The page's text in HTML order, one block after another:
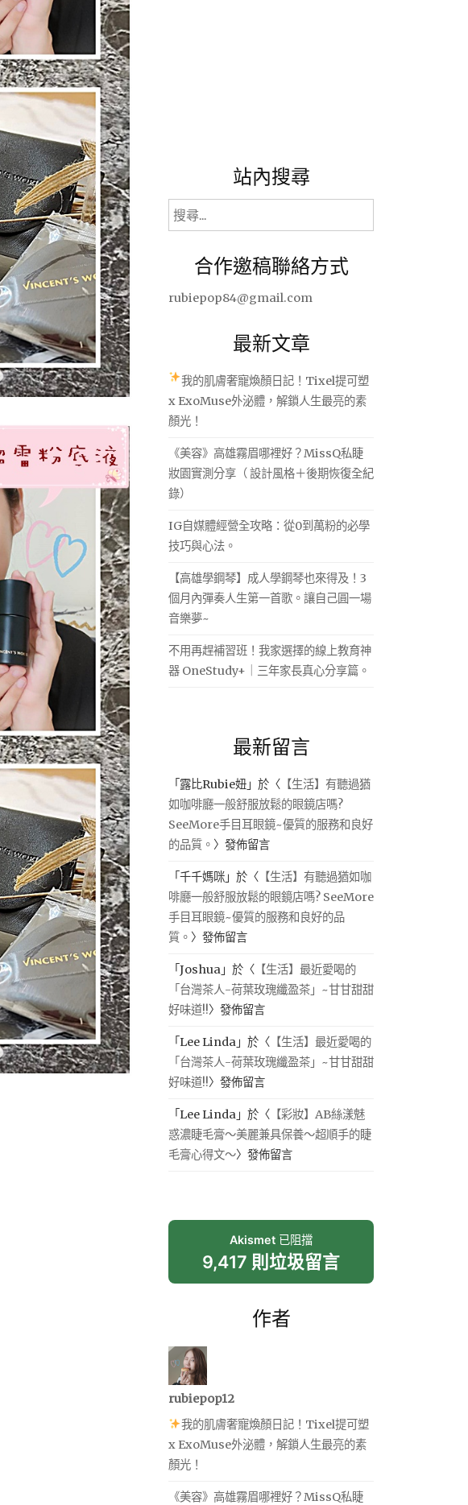
站內搜尋
搜
尋
合作邀稿聯絡方式
rubiepop84@gmail.com
最新文章
我的肌膚奢寵煥顏日記！Tixel提可塑
x ExoMuse外泌體，解鎖人生最亮的素
顏光！
《美容》高雄霧眉哪裡好？MissQ私睫
妝園實測分享（ 設計風格＋後期恢復全紀
錄）
IG自媒體經營全攻略：從0到萬粉的必學
技巧與心法。
【高雄學鋼琴】成人學鋼琴也來得及！3
個月內彈奏人生第一首歌。讓自己圓一場
音樂夢~
不用再趕補習班！我家選擇的線上教育神
器 OneStudy+｜三年家長真心分享篇。
最新留言
「 露比Rubie妞 」於〈 【生活】有聽過猶
如咖啡廳一般舒服放鬆的眼鏡店嗎?
SeeMore手目耳眼鏡~優質的服務和良好
的品質。 〉發佈留言
「千千媽咪 」於〈 【生活】有聽過猶如咖
啡廳一般舒服放鬆的眼鏡店嗎? SeeMore
手目耳眼鏡~優質的服務和良好的品
質。 〉發佈留言
「Joshua 」於〈 【生活】最近愛喝的
「台灣茶人-荷葉玫瑰纖盈茶」~甘甘甜甜
好味道!!〉發佈留言
「Lee Linda 」於〈 【生活】最近愛喝的
「台灣茶人-荷葉玫瑰纖盈茶」~甘甘甜甜
好味道!!〉發佈留言
「Lee Linda 」於〈 【彩妝】AB絲漾魅
惑濃睫毛膏～美麗兼具保養～超順手的睫
毛膏心得文～〉發佈留言
Akismet 已阻擋
9,417 則垃圾留言
作者
rubiepop12
我的肌膚奢寵煥顏日記！Tixel提可塑
x ExoMuse外泌體，解鎖人生最亮的素
顏光！
《美容》高雄霧眉哪裡好？MissQ私睫